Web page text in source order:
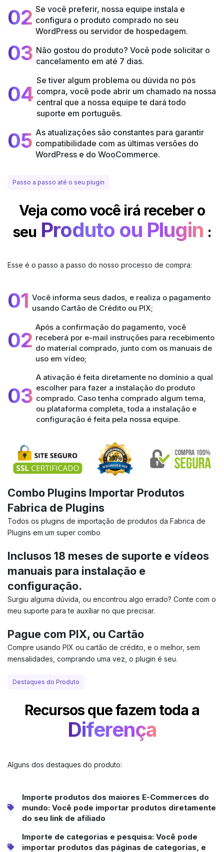
02 Se você preferir, nossa equipe instala e
configura o produto comprado no seu
WordPress ou servidor de hospedagem.
03 Não gostou do produto? Você pode solicitar o
cancelamento em até 7 dias.
04
Se tiver algum problema ou dúvida no pós
compra, você pode abrir um chamado na nossa
central que a nossa equipe te dará todo
suporte em português.
05 As atualizações são constantes para garantir
compatibilidade com as últimas versões do
WordPress e do WooCommerce.
Passo a passo até o seu plugin
Veja como você irá receber o
seu Produto ou Plugin :
Esse é o passo a passo do nosso processo de compra:
01 Você informa seus dados, e realiza o pagamento
usando Cartão de Crédito ou PIX;
02
Após a confirmação do pagamento, você
receberá por e-mail instruções para recebimento
do material comprado, junto com os manuais de
uso em vídeo;
03
A ativação é feita diretamente no domínio a qual
escolher para fazer a instalação do produto
comprado. Caso tenha comprado algum tema,
ou plataforma completa, toda a instalação e
configuração é feita pela nossa equipe.
Combo Plugins Importar Produtos
Fabrica de Plugins
Todos os plugins de importação de produtos da Fabrica de
Plugins em um super combo
Inclusos 18 meses de suporte e vídeos
manuais para instalação e
configuração.
Surgiu alguma dúvida, ou encontrou algo errado? Conte com o
meu suporte para te auxíliar no que precisar.
Pague com PIX, ou Cartão
Compre usando PIX ou cartão de crédito, e o melhor, sem
mensalidades, comprando uma vez, o plugin é seu.
Destaques do Produto
Recursos que fazem toda a
Diferença
Alguns dos destaques do produto:
Importe produtos dos maiores E-Commerces do
mundo: Você pode importar produtos diretamente
do seu link de afiliado
Importe de categorias e pesquisa: Você pode
importar produtos das páginas de categorias, e